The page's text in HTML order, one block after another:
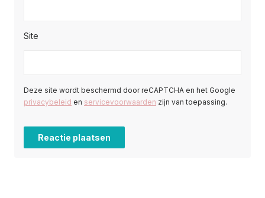
Site
Deze site wordt beschermd door reCAPTCHA en het Google
privacybeleid en servicevoorwaarden zijn van toepassing.